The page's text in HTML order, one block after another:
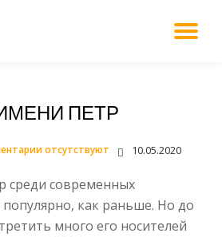
ПЕТР
10.05.2020
отсутствуют
среди современных
как раньше. Но до
много его носителей